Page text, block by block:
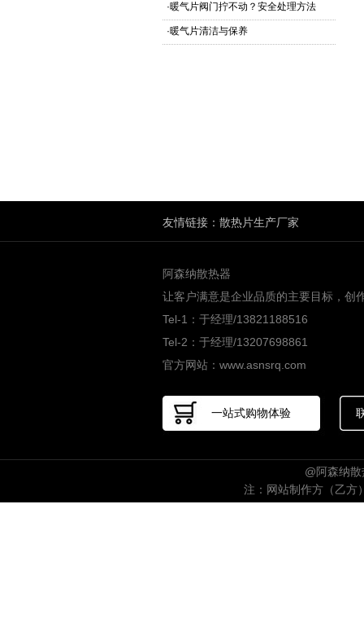
·暖气片阀门拧不动？安全处理方法
·暖气片清洁与保养
友情链接： 散热片生产厂家
阿森纳散热器
让客户满意是企业品质的主要目标，创
Tel-1：于经理/13821188516
Tel-2：于经理/13207698861
官方网站：www.asnsrq.com
一站式购物体验
@阿森纳
注：网站制作方（乙方